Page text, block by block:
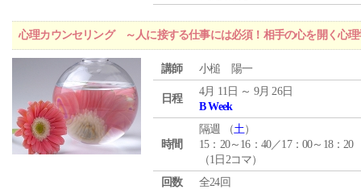
心理カウンセリング ～人に接する仕事には必須！相手の心を開く心理
講師 小槌 陽一
日程
4月 11日 ～ 9月 26日
B Week
時間
隔週 （土）
15：20～16：40／17：00～18：20
（1日2コマ）
回数
全24回